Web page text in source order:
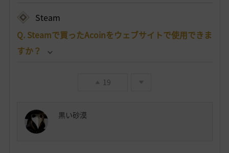
Steam
Q. Steamで買ったAcoinをウェブサイトで使用できま
すか？
19
黒い砂漠